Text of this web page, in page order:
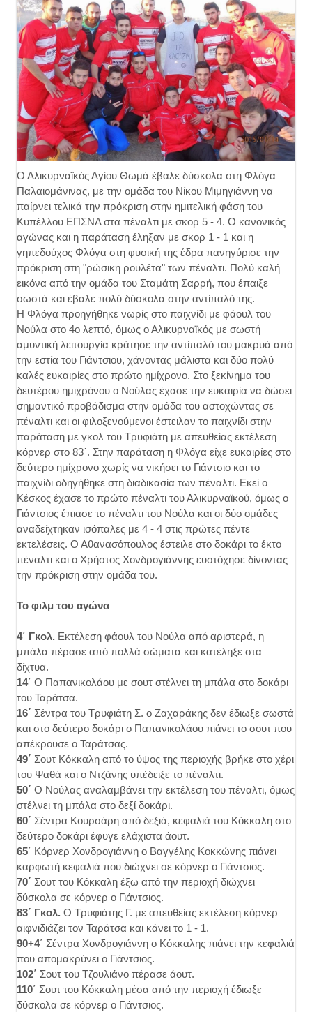
Ο Αλικυρναϊκός Αγίου Θωμά έβαλε δύσκολα στη Φλόγα
Παλαιομάνινας, με την ομάδα του Νίκου Μιμηγιάννη να
παίρνει τελικά την πρόκριση στην ημιτελική φάση του
Κυπέλλου ΕΠΣΝΑ στα πέναλτι με σκορ 5 - 4. Ο κανονικός
αγώνας και η παράταση έληξαν με σκορ 1 - 1 και η
γηπεδούχος Φλόγα στη φυσική της έδρα πανηγύρισε την
πρόκριση στη "ρώσικη ρουλέτα" των πέναλτι. Πολύ καλή
εικόνα από την ομάδα του Σταμάτη Σαρρή, που έπαιξε
σωστά και έβαλε πολύ δύσκολα στην αντίπαλό της.
Η Φλόγα προηγήθηκε νωρίς στο παιχνίδι με φάουλ του
Νούλα στο 4ο λεπτό, όμως ο Αλικυρναϊκός με σωστή
αμυντική λειτουργία κράτησε την αντίπαλό του μακρυά από
την εστία του Γιάντσιου, χάνοντας μάλιστα και δύο πολύ
καλές ευκαιρίες στο πρώτο ημίχρονο. Στο ξεκίνημα του
δευτέρου ημιχρόνου ο Νούλας έχασε την ευκαιρία να δώσει
σημαντικό προβάδισμα στην ομάδα του αστοχώντας σε
πέναλτι και οι φιλοξενούμενοι έστειλαν το παιχνίδι στην
παράταση με γκολ του Τρυφιάτη με απευθείας εκτέλεση
κόρνερ στο 83΄. Στην παράταση η Φλόγα είχε ευκαιρίες στο
δεύτερο ημίχρονο χωρίς να νικήσει το Γιάντσιο και το
παιχνίδι οδηγήθηκε στη διαδικασία των πέναλτι. Εκεί ο
Κέσκος έχασε το πρώτο πέναλτι του Αλικυρναϊκού, όμως ο
Γιάντσιος έπιασε το πέναλτι του Νούλα και οι δύο ομάδες
αναδείχτηκαν ισόπαλες με 4 - 4 στις πρώτες πέντε
εκτελέσεις. Ο Αθανασόπουλος έστειλε στο δοκάρι το έκτο
πέναλτι και ο Χρήστος Χονδρογιάννης ευστόχησε δίνοντας
την πρόκριση στην ομάδα του.
Το φιλμ του αγώνα
4΄ Γκολ. Εκτέλεση φάουλ του Νούλα από αριστερά, η
μπάλα πέρασε από πολλά σώματα και κατέληξε στα
δίχτυα.
14΄ Ο Παπανικολάου με σουτ στέλνει τη μπάλα στο δοκάρι
του Ταράτσα.
16΄ Σέντρα του Τρυφιάτη Σ. ο Ζαχαράκης δεν έδιωξε σωστά
και στο δεύτερο δοκάρι ο Παπανικολάου πιάνει το σουτ που
απέκρουσε ο Ταράτσας.
49΄ Σουτ Κόκκαλη από το ύψος της περιοχής βρήκε στο χέρι
του Ψαθά και ο Ντζάνης υπέδειξε το πέναλτι.
50΄ Ο Νούλας αναλαμβάνει την εκτέλεση του πέναλτι, όμως
στέλνει τη μπάλα στο δεξί δοκάρι.
60΄ Σέντρα Κουρσάρη από δεξιά, κεφαλιά του Κόκκαλη στο
δεύτερο δοκάρι έφυγε ελάχιστα άουτ.
65΄ Κόρνερ Χονδρογιάννη ο Βαγγέλης Κοκκώνης πιάνει
καρφωτή κεφαλιά που διώχνει σε κόρνερ ο Γιάντσιος.
70΄ Σουτ του Κόκκαλη έξω από την περιοχή διώχνει
δύσκολα σε κόρνερ ο Γιάντσιος.
83΄ Γκολ. Ο Τρυφιάτης Γ. με απευθείας εκτέλεση κόρνερ
αιφνιδιάζει τον Ταράτσα και κάνει το 1 - 1.
90+4΄ Σέντρα Χονδρογιάννη ο Κόκκαλης πιάνει την κεφαλιά
που απομακρύνει ο Γιάντσιος.
102΄ Σουτ του Τζουλιάνο πέρασε άουτ.
110΄ Σουτ του Κόκκαλη μέσα από την περιοχή έδιωξε
δύσκολα σε κόρνερ ο Γιάντσιος.